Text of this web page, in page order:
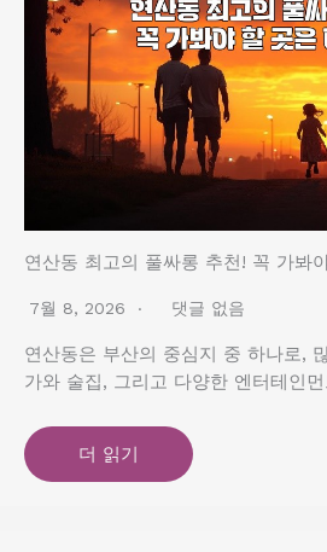
연산동 최고의 풀싸롱 추천! 꼭 가봐
7월 8, 2026 댓글 없음
연산동은 부산의 중심지 중 하나로,
가와 술집, 그리고 다양한 엔터테인
더 읽기